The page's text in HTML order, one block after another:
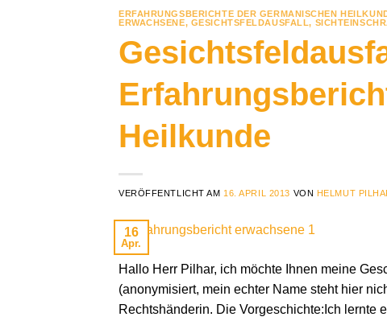
ERFAHRUNGSBERICHTE DER GERMANISCHEN
ERWACHSENE, GESICHTSFELDAUSFALL,
Heilkunde
VERÖFFENTLICHT AM 16. APRIL 2013 VON HELMUT
16
Apr.
Hallo Herr Pilhar, ich möchte Ihnen meine
(anonymisiert, mein echter Name steht hier
Rechtshänderin. Die Vorgeschichte:Ich lernte